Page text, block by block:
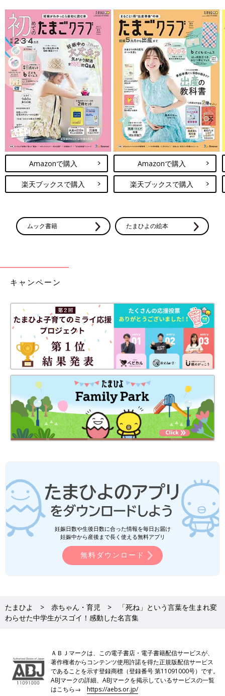
Amazonで購入
楽天ブックスで購入
Amazonで購入
楽天ブックスで購入
ムック書籍 たまひよの絵本
キャンペーン
妊娠日数や生後日数に合った情報を毎日お届け
妊娠中から産後まで長く使える無料アプリ
無料ダウンロード
たまひよ 赤ちゃん・育児
「死ね」という言葉を生まれ変
わらせた中学生がスゴイ！感動した名言集
ＡＢＪマークは、この電子書店・電子書籍配信サービスが、
著作権者からコンテンツ使用許諾を得た正規版配信サービス
であることを示す登録商標（登録番号 第11091000号）です。
ABJマークの詳細、ABJマークを掲示しているサービスの一覧
はこちら→https://aebs.or.jp/